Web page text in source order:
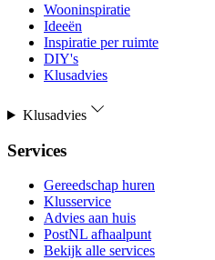
Wooninspiratie
Ideeën
Inspiratie per ruimte
DIY's
Klusadvies
Klusadvies
Services
Gereedschap huren
Klusservice
Advies aan huis
PostNL afhaalpunt
Bekijk alle services